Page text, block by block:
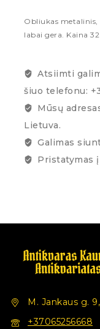
Obliukas metalinis,
labai gera. Kaina 32
Atsiimti
šiuo telefonu:
Mūsų
Lietuva.
Galimas
Pristatymas
M. Jankaus g.
+37065256668